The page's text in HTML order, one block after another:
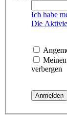
Ich habe
Die
verbergen